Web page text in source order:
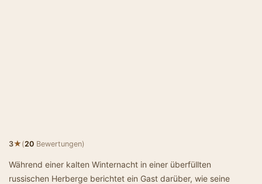
3★(20 Bewertungen)
Während einer kalten Winternacht in einer überfüllten
russischen Herberge berichtet ein Gast darüber, wie seine